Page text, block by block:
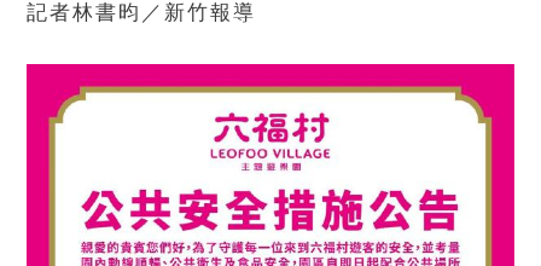
記者林書昀／新竹報導